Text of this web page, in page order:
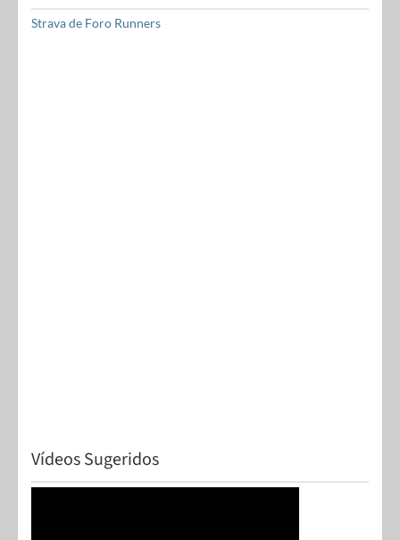
Strava de Foro Runners
Vídeos Sugeridos